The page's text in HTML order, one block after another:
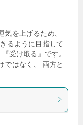
を上げるため、
るように目指して
受け取る』です。
ではなく、 両方と